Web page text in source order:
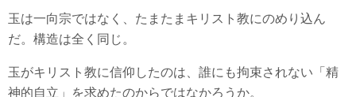
玉は一向宗ではなく、たまたまキリスト教にのめり込ん
だ。構造は全く同じ。
玉がキリスト教に信仰したのは、誰にも拘束されない「精
神的自立」を求めたのからではなかろうか。